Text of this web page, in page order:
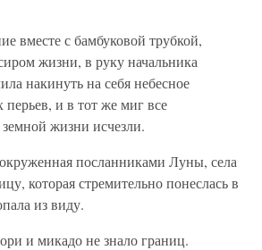
вместе с бамбуковой трубкой,
жизни, в руку начальника
накинуть на себя небесное
перьев, и в тот же миг все
жизни исчезли.
посланниками Луны, села
которая стремительно понеслась в
из виду.
и микадо не знало границ.